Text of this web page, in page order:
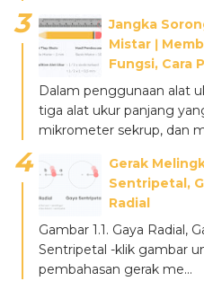
Jangka
Mistar ǀ
Fungsi, Cara
Dalam penggunaan alat
tiga alat ukur panjang
mikrometer sekrup, dan
Gerak
Sentripetal,
Radial
Gambar 1.1. Gaya Radial,
Sentripetal -klik gambar
pembahasan gerak me...